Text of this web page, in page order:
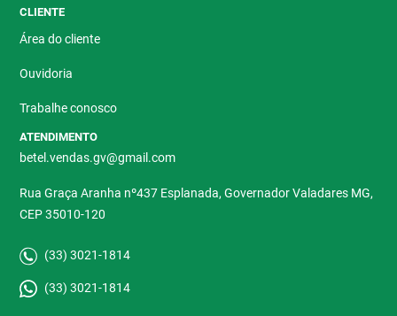
CLIENTE
Área do cliente
Ouvidoria
Trabalhe conosco
ATENDIMENTO
betel.vendas.gv@gmail.com
Rua Graça Aranha nº437 Esplanada, Governador Valadares MG,
CEP 35010-120
(33) 3021-1814
(33) 3021-1814